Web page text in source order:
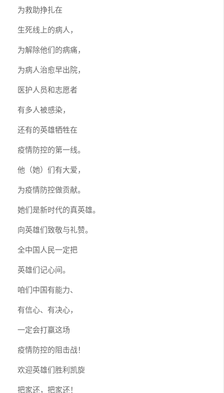
为救助挣扎在
生死线上的病人，
为解除他们的病痛，
为病人治愈早出院，
医护人员和志愿者
有多人被感染，
还有的英雄牺牲在
疫情防控的第一线。
他（她）们有大爱，
为疫情防控做贡献。
她们是新时代的真英雄。
向英雄们致敬与礼赞。
全中国人民一定把
英雄们记心间。
咱们中国有能力、
有信心、有决心，
一定会打赢这场
疫情防控的阻击战！
欢迎英雄们胜利凯旋
把家还，把家还！